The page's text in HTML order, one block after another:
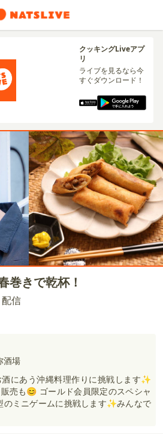
クッキングLiveアプ
リ
ライブを見るなら今
すぐダウンロード！
巻きで乾杯！
信
酒場
にあう沖縄料理作りに挑戦します✨
売も😊 ゴールド会員限定のスペシャ
のミニゲームに挑戦します✨みんなで